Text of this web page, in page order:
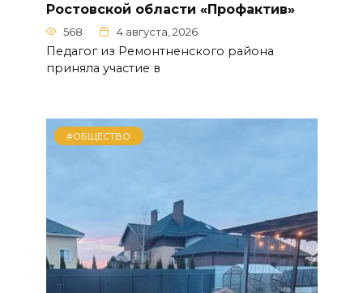
Ростовской области «Профактив»
568 4 августа, 2026
Педагог из Ремонтненского района
приняла участие в
#ОБЩЕСТВО